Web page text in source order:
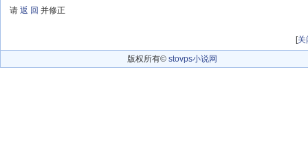
请 返 回 并修正
[关
版权所有© stovps小说网